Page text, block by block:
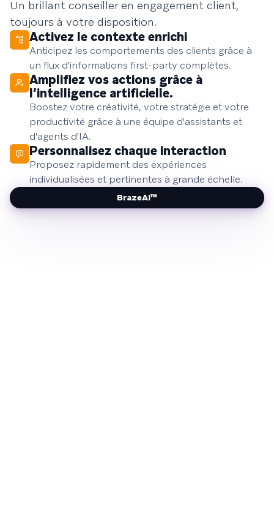
Un brillant conseiller en engagement client,
toujours à votre disposition.
Activez le contexte enrichi
Anticipez les comportements des clients grâce à
un flux d'informations first-party complètes.
Amplifiez vos actions grâce à
l’intelligence artificielle.
Boostez votre créativité, votre stratégie et votre
productivité grâce à une équipe d'assistants et
d'agents d'IA.
Personnalisez chaque interaction
Proposez rapidement des expériences
individualisées et pertinentes à grande échelle.
BrazeAI™